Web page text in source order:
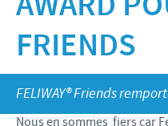
Notre mission
Nos valeurs
Production
Bovins-Ovins-Caprins
Porcs
Importance de la
Programmes de
ACTUALITÉS
Actualités
Actualités au sein du
OFFRES
FRIENDS
FELIWAY® Friends
Nous en sommes ­ fiers car